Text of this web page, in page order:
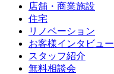
店舗・商業施設
住宅
リノベーション
お客様インタビュー
スタッフ紹介
無料相談会